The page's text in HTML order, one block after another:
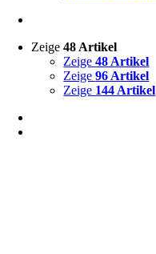
Zeige48 Artikel
Zeige48 Artikel
Zeige96 Artikel
Zeige 144 Artikel